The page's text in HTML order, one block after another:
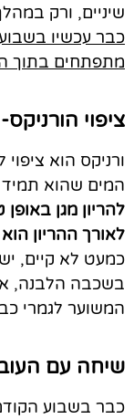
שיניים, ורק
כבר עכשיו בשבוע ה19
מתפתחים בתוך
ציפוי הורניקס-
ורניקס הוא
המים שהוא
להריון מגן
לאורך ההריון
כמעט לא קיים, יש
בשכבה הלבנה,
המשוער לגמרי
שיחה עם
כבר בשבוע הקודם